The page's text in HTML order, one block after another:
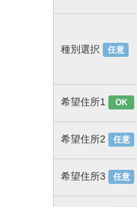
種別選択 任意
希望住所1 OK
希望住所2 任意
希望住所3 任意